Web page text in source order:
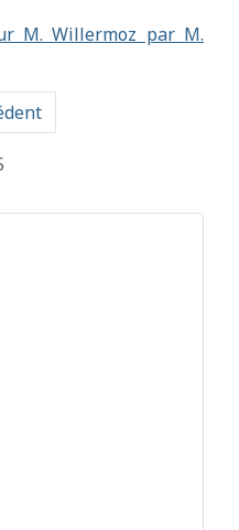
M. Willermoz par M.